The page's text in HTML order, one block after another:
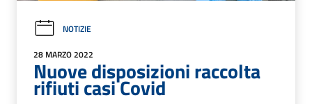
NOTIZIE
28 MARZO 2022
Nuove disposizioni raccolta
rifiuti casi Covid